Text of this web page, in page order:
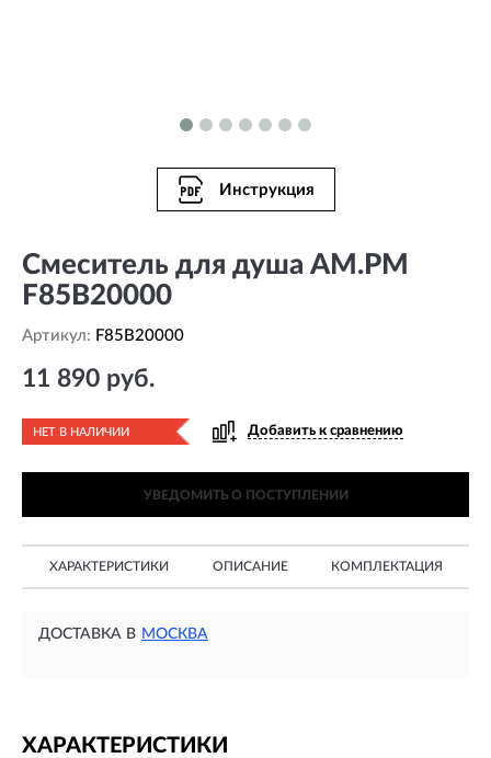
Инструкция
Смеситель для душа AM.PM
F85B20000
Артикул: F85B20000
11 890 руб.
НЕТ В НАЛИЧИИ Добавить к сравнению
УВЕДОМИТЬ О ПОСТУПЛЕНИИ
ХАРАКТЕРИСТИКИ ОПИСАНИЕ КОМПЛЕКТАЦИЯ
ДОСТАВКА В МОСКВА
ХАРАКТЕРИСТИКИ